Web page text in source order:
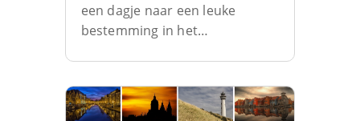
een dagje naar een leuke
bestemming in het…